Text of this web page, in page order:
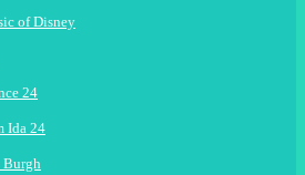
of Disney
24
Ida 24
Burgh